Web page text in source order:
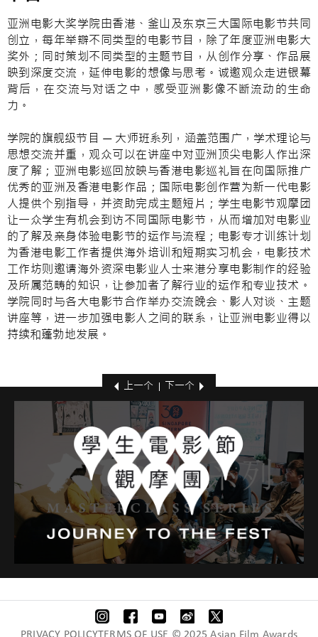
亚洲电影大奖学院由香港、釜山及东京三大国际电影节共同
创立，每年举辧不同类型的电影节目，除了年度亚洲电影大
奖外；同时策划不同类型的主题节目，从创作分享、作品展
映到深度交流，延伸电影的想像与思考。诚邀观众走进银幕
背后，在交流与对话之中，感受亚洲影像不断流动的生命
力。
学院的旗舰级节目 — 大师班系列，涵盖范围广，学术理论与
思想交流并重，观众可以在讲座中对亚洲顶尖电影人作出深
度了解；亚洲电影巡回放映与香港电影巡礼旨在向国际推广
优秀的亚洲及香港电影作品；国际电影创作营为新一代电影
人提供个别指导，并资助完成主题短片；学生电影节观摩团
让一众学生有机会到访不同国际电影节，从而增加对电影业
的了解及亲身体验电影节的运作与流程；电影专才训练计划
为香港电影工作者提供海外培训和短期实习机会，电影技术
工作坊则邀请海外资深电影业人士来港分享电影制作的经验
及所属范畴的知识，让参加者了解行业的运作和专业技术。
学院同时与各大电影节合作举办交流晚会、影人对谈、主题
讲座等，进一步加强电影人之间的联系，让亚洲电影业得以
持续和蓬勃地发展。
上一个 下一个